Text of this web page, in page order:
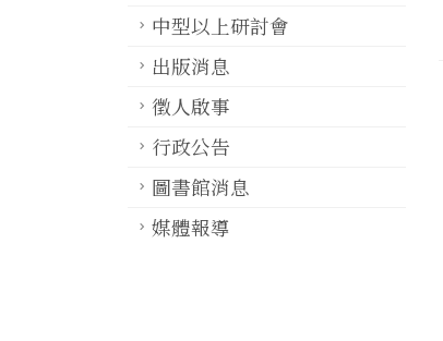
中型以上研討會
出版消息
徵人啟事
行政公告
圖書館消息
媒體報導